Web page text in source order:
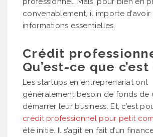
convenablement, il importe
informations essentielles.
Crédit
Qu’est-ce que c’est
Les startups en entreprenariat ont
généralement besoin de fonds de
démarrer leur business. Et, c’est
crédit professionnel pour petit
été initié. Il s’agit en fait d’un